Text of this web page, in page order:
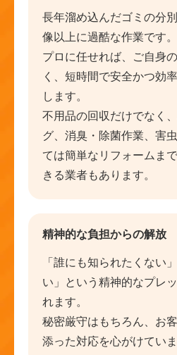
長年溜め込んだゴミの分
像以上に過酷な作業です。
プロに任せれば、ご自身
く、短時間で安全かつ効
します。
不用品の回収だけでなく
グ、消臭・除菌作業、害
ては簡単なリフォームま
きる業者もあります。
精神的な負担からの解放
「誰にも知られたくない
い」という精神的なプレ
れます。
秘密厳守はもちろん、お
添った対応を心がけていま